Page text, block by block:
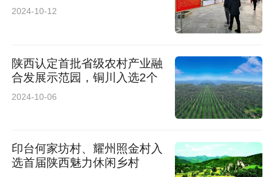
罗波 中交第一公路勘察设计研究院有限公司项目
张斌 中铁第一勘察设计院集团有限公司测量工
（陕西省珍稀野生动物救护基地）主任（副院
长）
2024-10-12
陕西认定首批省级农村产业融
合发展示范园，铜川入选2个
2024-10-06
印台何家坊村、耀州照金村入
选首届陕西魅力休闲乡村